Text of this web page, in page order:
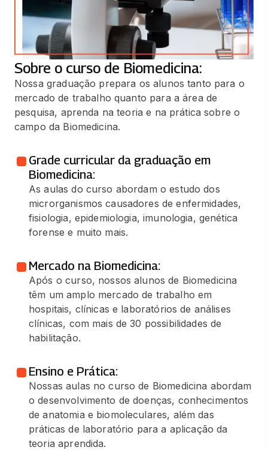
Sobre o curso de Biomedicina:
Nossa graduação prepara os alunos tanto para o
mercado de trabalho quanto para a área de
pesquisa, aprenda na teoria e na prática sobre o
campo da Biomedicina.
Grade curricular da graduação em
Biomedicina:
As aulas do curso abordam o estudo dos
microrganismos causadores de enfermidades,
fisiologia, epidemiologia, imunologia, genética
forense e muito mais.
Mercado na Biomedicina:
Após o curso, nossos alunos de Biomedicina
têm um amplo mercado de trabalho em
hospitais, clínicas e laboratórios de análises
clínicas, com mais de 30 possibilidades de
habilitação.
Ensino e Prática:
Nossas aulas no curso de Biomedicina abordam
o desenvolvimento de doenças, conhecimentos
de anatomia e biomoleculares, além das
práticas de laboratório para a aplicação da
teoria aprendida.